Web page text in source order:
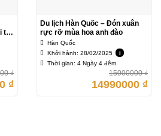
từ
₫
₫
Du lịch Hàn Quốc – Đón xuân
rực rỡ mùa hoa anh đào
Hàn Quốc
Khởi hành: 28/02/2025
i
Thời gian: 4 Ngày 4 đêm
15000000₫
14990000 ₫